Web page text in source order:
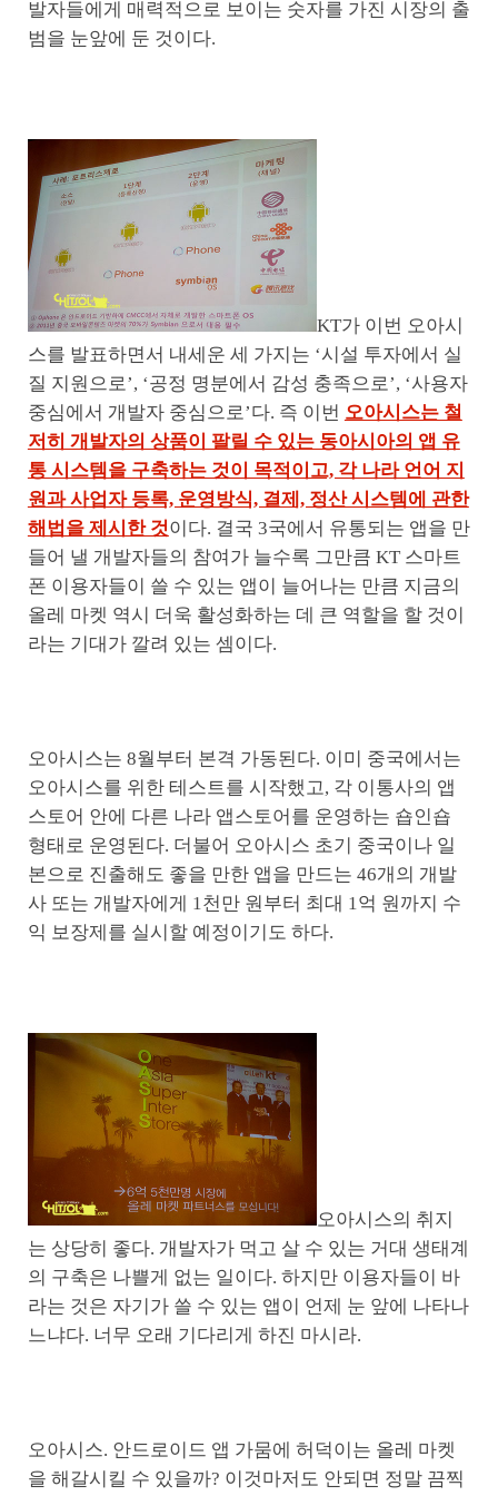
발자들에게 매력적으로 보이는 숫자를 가진 시장의 출
범을 눈앞에 둔 것이다.
KT가 이번 오아시
스를 발표하면서 내세운 세 가지는 ‘시설 투자에서 실
질 지원으로’, ‘공정 명분에서 감성 충족으로’, ‘사용자
중심에서 개발자 중심으로’다. 즉 이번 오아시스는 철
저히 개발자의 상품이 팔릴 수 있는 동아시아의 앱 유
통 시스템을 구축하는 것이 목적이고, 각 나라 언어 지
원과 사업자 등록, 운영방식, 결제, 정산 시스템에 관한
해법을 제시한 것이다. 결국 3국에서 유통되는 앱을 만
들어 낼 개발자들의 참여가 늘수록 그만큼 KT 스마트
폰 이용자들이 쓸 수 있는 앱이 늘어나는 만큼 지금의
올레 마켓 역시 더욱 활성화하는 데 큰 역할을 할 것이
라는 기대가 깔려 있는 셈이다.
오아시스는 8월부터 본격 가동된다. 이미 중국에서는
오아시스를 위한 테스트를 시작했고, 각 이통사의 앱
스토어 안에 다른 나라 앱스토어를 운영하는 숍인숍
형태로 운영된다. 더불어 오아시스 초기 중국이나 일
본으로 진출해도 좋을 만한 앱을 만드는 46개의 개발
사 또는 개발자에게 1천만 원부터 최대 1억 원까지 수
익 보장제를 실시할 예정이기도 하다.
오아시스의 취지
는 상당히 좋다. 개발자가 먹고 살 수 있는 거대 생태계
의 구축은 나쁠게 없는 일이다. 하지만 이용자들이 바
라는 것은 자기가 쓸 수 있는 앱이 언제 눈 앞에 나타나
느냐다. 너무 오래 기다리게 하진 마시라.
오아시스. 안드로이드 앱 가뭄에 허덕이는 올레 마켓
을 해갈시킬 수 있을까? 이것마저도 안되면 정말 끔찍